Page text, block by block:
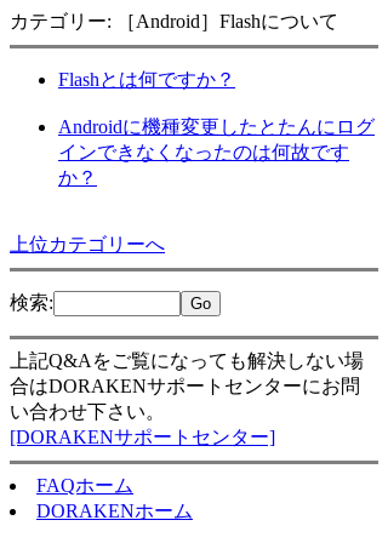
カテゴリー: ［Android］Flashについて
Flashとは何ですか？
Androidに機種変更したとたんにログ
インできなくなったのは何故です
か？
上位カテゴリーへ
検索:
上記Q&Aをご覧になっても解決しない場
合はDORAKENサポートセンターにお問
い合わせ下さい。
[DORAKENサポートセンター]
FAQホーム
DORAKENホーム